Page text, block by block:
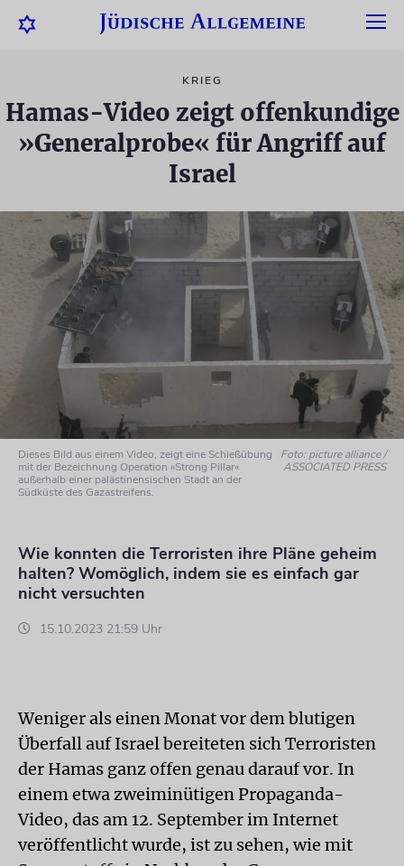
KRIEG
Hamas-Video zeigt offenkundige
»Generalprobe« für Angriff auf
Israel
Dieses Bild aus einem Video, zeigt eine Schießübung
mit der Bezeichnung Operation »Strong Pillar«
außerhalb einer palästinensischen Stadt an der
Südküste des Gazastreifens.
Foto: picture alliance /
ASSOCIATED PRESS
Wie konnten die Terroristen ihre Pläne geheim
halten? Womöglich, indem sie es einfach gar
nicht versuchten
15.10.2023 21:59 Uhr
Weniger als einen Monat vor dem blutigen
Überfall auf Israel bereiteten sich Terroristen
der Hamas ganz offen genau darauf vor. In
einem etwa zweiminütigen Propaganda-
Video, das am 12. September im Internet
veröffentlicht wurde, ist zu sehen, wie mit